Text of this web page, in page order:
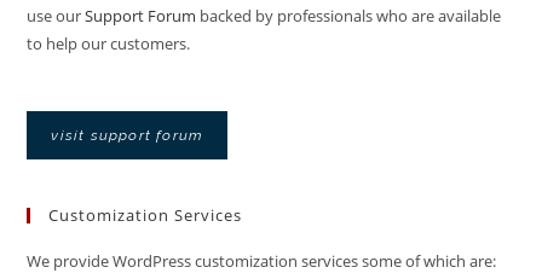
use ourSupport Forum backed by professionals who are available
to help our customers.
visit support forum
Customization Services
We provide WordPress customization services some of which are: